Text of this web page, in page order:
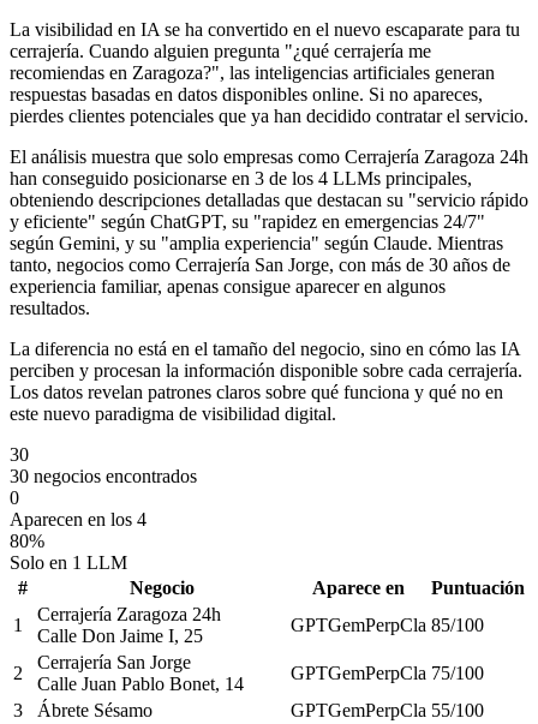
La visibilidad en IA se ha convertido en el nuevo escaparate para tu
cerrajería. Cuando alguien pregunta "¿qué cerrajería me
recomiendas en Zaragoza?", las inteligencias artificiales generan
respuestas basadas en datos disponibles online. Si no apareces,
pierdes clientes potenciales que ya han decidido contratar el servicio.
El análisis muestra que solo empresas como Cerrajería Zaragoza 24h
han conseguido posicionarse en 3 de los 4 LLMs principales,
obteniendo descripciones detalladas que destacan su "servicio rápido
y eficiente" según ChatGPT, su "rapidez en emergencias 24/7"
según Gemini, y su "amplia experiencia" según Claude. Mientras
tanto, negocios como Cerrajería San Jorge, con más de 30 años de
experiencia familiar, apenas consigue aparecer en algunos
resultados.
La diferencia no está en el tamaño del negocio, sino en cómo las IA
perciben y procesan la información disponible sobre cada cerrajería.
Los datos revelan patrones claros sobre qué funciona y qué no en
este nuevo paradigma de visibilidad digital.
30
30 negocios encontrados
0
Aparecen en los 4
80%
Solo en 1 LLM
#
Negocio Aparece en
Puntuación
1
Cerrajería Zaragoza 24h
Calle Don Jaime I, 25
GPTGemPerpCla 85/100
2
Cerrajería San Jorge
Calle Juan Pablo Bonet, 14
GPTGemPerpCla 75/100
3
Ábrete Sésamo GPTGemPerpCla 55/100